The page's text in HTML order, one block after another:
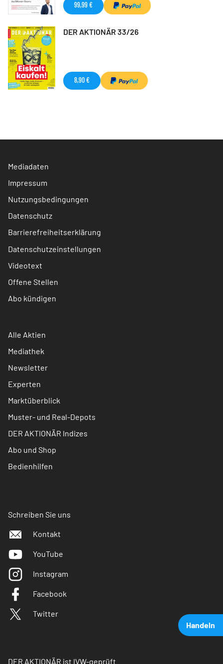
Handeln
99,99 €
DER AKTIONÄR 33/26
8,90 €
Mediadaten
Impressum
Nutzungsbedingungen
Datenschutz
Barrierefreiheitserklärung
Datenschutzeinstellungen
Videotext
Offene Stellen
Abo kündigen
Alle Aktien
Mediathek
Newsletter
Experten
Marktüberblick
Muster- und Real-Depots
DER AKTIONÄR Indizes
Abo und Shop
Bedienhilfen
Schreiben Sie uns
Kontakt
YouTube
Instagram
Facebook
Twitter
DER AKTIONÄR ist IVW-geprüft